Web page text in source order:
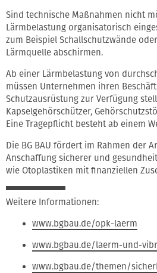
Sind technische Maßnahmen nicht
Lärmbelastung organisatorisch
zum Beispiel Schallschutzwände
Lärmquelle abschirmen.
Ab einer Lärmbelastung von
müssen Unternehmen ihren
Schutzausrüstung zur Verfügung
Kapselgehörschützer,
Eine Tragepflicht besteht ab einem
Die BG BAU fördert im Rahmen der
Anschaffung sicherer und
wie Otoplastiken mit finanziellen
Weitere Informationen:
www.bgbau.de/opk-laerm
www.bgbau.de/laerm-und-
www.bgbau.de/themen/